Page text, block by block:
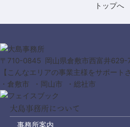
〒710-0845 岡山県倉敷市西富井629-
【こんなエリアの事業主様をサポート
・倉敷市 ・岡山市 ・総社市
大島事務所について
事務所案内